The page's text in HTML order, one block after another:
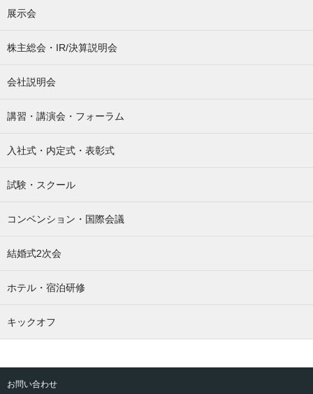
展示会
株主総会・IR/決算説明会
会社説明会
講習・講演会・フォーラム
入社式・内定式・表彰式
試験・スクール
コンベンション・国際会議
結婚式2次会
ホテル・宿泊研修
キックオフ
お問い合わせ